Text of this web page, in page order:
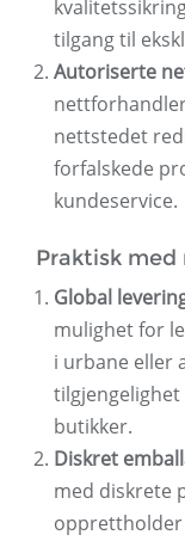
tilgang til
Autoriserte
nettstedet
forfalskede
kundeservice.
Praktisk
Global
mulighet for
i urbane eller
tilgjengelighet
butikker.
Diskret
med diskrete